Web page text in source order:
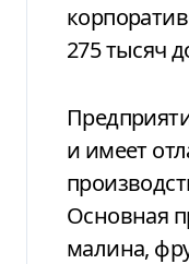
275 тысяч
и имеет
Основная
малина,